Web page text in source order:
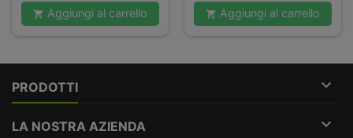
 Aggiungi al carrello  Aggiungi al carrello
PRODOTTI 
LA NOSTRA AZIENDA 